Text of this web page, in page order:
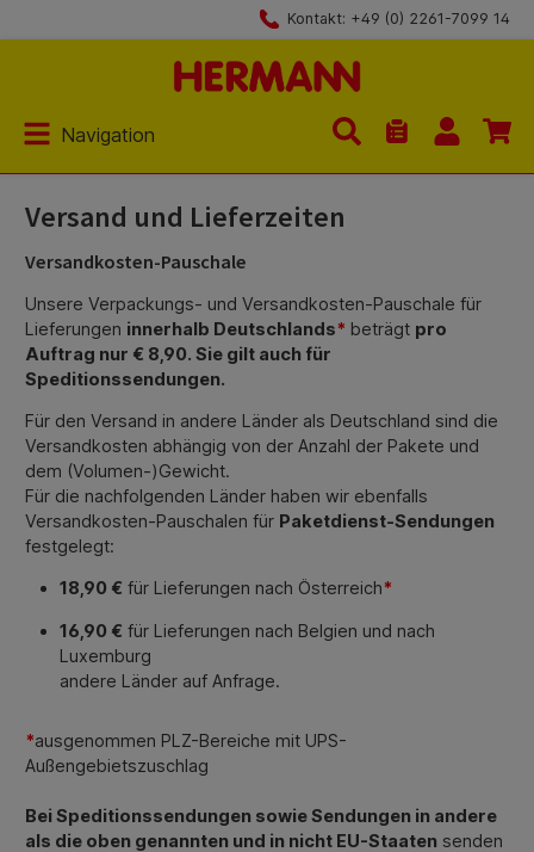
Kontakt: +49 (0) 2261-7099 14
Navigation
Du hast 0
Versand und Lieferzeiten
Versandkosten-Pauschale
Unsere Verpackungs- und Versandkosten-Pauschale für
Lieferungen innerhalb Deutschlands* beträgt pro
Auftrag nur € 8,90. Sie gilt auch für
Speditionssendungen.
Für den Versand in andere Länder als Deutschland sind die
Versandkosten abhängig von der Anzahl der Pakete und
dem (Volumen-)Gewicht.
Für die nachfolgenden Länder haben wir ebenfalls
Versandkosten-Pauschalen für Paketdienst-Sendungen
festgelegt:
18,90 € für Lieferungen nach Österreich*
16,90 € für Lieferungen nach Belgien und nach
Luxemburg
andere Länder auf Anfrage.
*ausgenommen PLZ-Bereiche mit UPS-
Außengebietszuschlag
Bei Speditionssendungen sowie Sendungen in andere
als die oben genannten und in nicht EU-Staaten senden